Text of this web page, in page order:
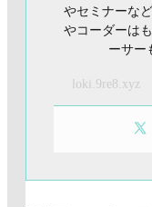
やセミナーな
やコーダーは
ーサー
loki.9re8.xyz